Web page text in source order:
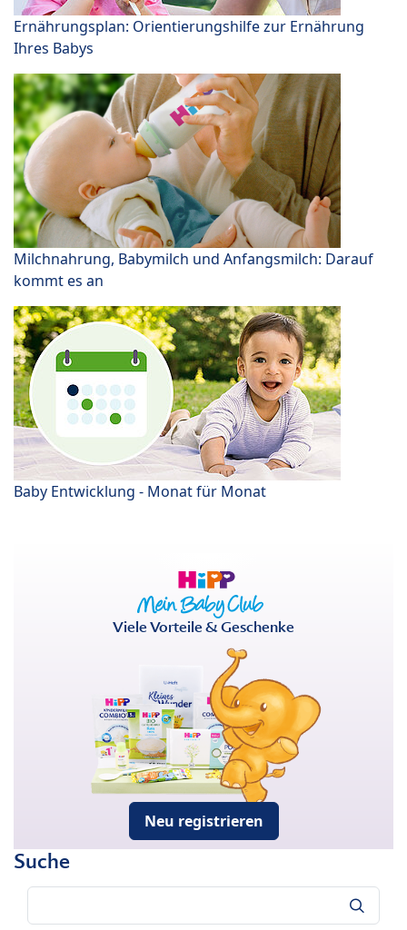
Ernährungsplan: Orientierungshilfe zur Ernährung
Ihres Babys
Milchnahrung, Babymilch und Anfangsmilch: Darauf
kommt es an
Baby Entwicklung - Monat für Monat
Viele Vorteile & Geschenke
Neu registrieren
Suche